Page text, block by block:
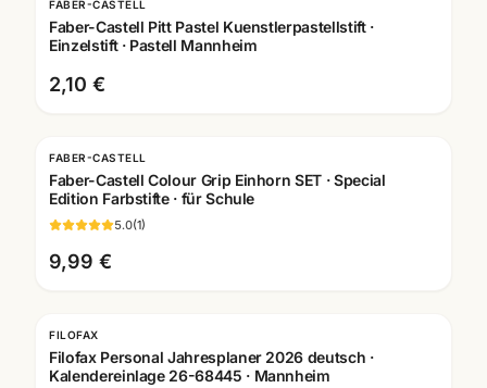
FABER-CASTELL
Faber-Castell Pitt Pastel Kuenstlerpastellstift ·
Einzelstift · Pastell Mannheim
2,10 €
FABER-CASTELL
Faber-Castell Colour Grip Einhorn SET · Special
Edition Farbstifte · für Schule
5.0(1)
9,99 €
FILOFAX
Filofax Personal Jahresplaner 2026 deutsch ·
Kalendereinlage 26-68445 · Mannheim